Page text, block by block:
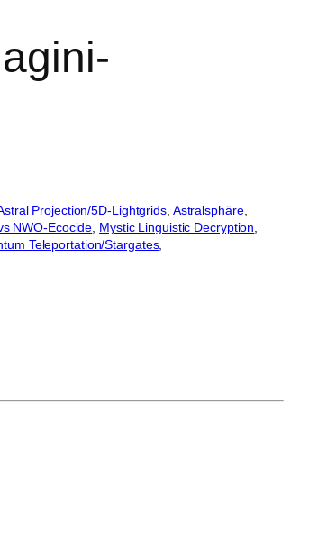
Projection/5D-Lightgrids, Astralsphäre
NWO-Ecocide, Mystic Linguistic Decryption
Teleportation/Stargates